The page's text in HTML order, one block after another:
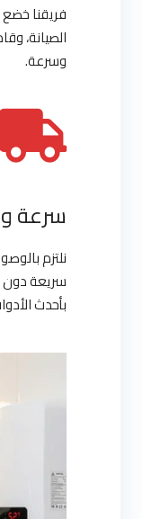
فريقنا
الصيانة،
وسرعة.
سرعة
نلتزم
سريعة دون
بأحدث